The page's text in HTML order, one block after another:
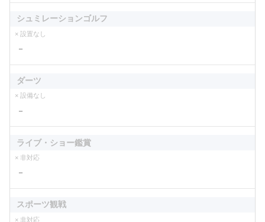
シュミレーションゴルフ
× 設置なし
－
ダーツ
× 設備なし
－
ライブ・ショー鑑賞
× 非対応
－
スポーツ観戦
× 非対応